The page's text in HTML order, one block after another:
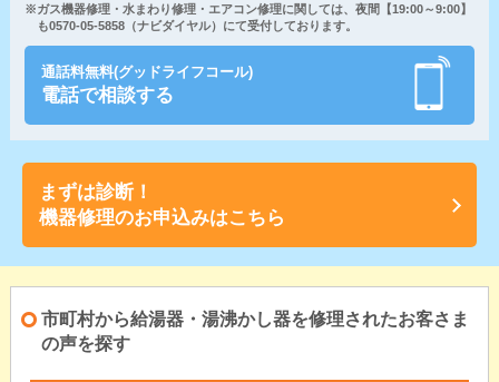
※ガス機器修理・水まわり修理・エアコン修理に関しては、夜間【19:00～9:00】
も0570-05-5858（ナビダイヤル）にて受付しております。
通話料無料(グッドライフコール)
電話で相談する
まずは診断！
機器修理のお申込みはこちら
市町村から給湯器・湯沸かし器を修理されたお客さま
の声を探す